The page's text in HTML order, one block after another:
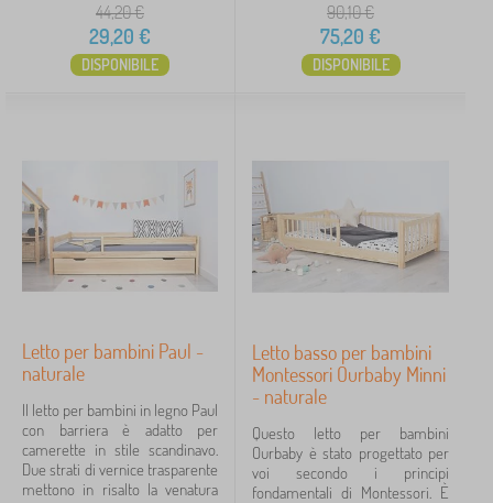
44,20€
29,20 €
DISPONIBILE
90,10€
75,20 €
DISPONIBILE
Letto per bambini Paul -
naturale
Il letto per bambini in legno Paul
con barriera è adatto per
camerette in stile scandinavo.
Due strati di vernice trasparente
mettono in risalto la venatura
Letto basso per bambini
Montessori Ourbaby Minni
- naturale
Questo letto per bambini
Ourbaby è stato progettato per
voi secondo i principi
fondamentali di Montessori. È